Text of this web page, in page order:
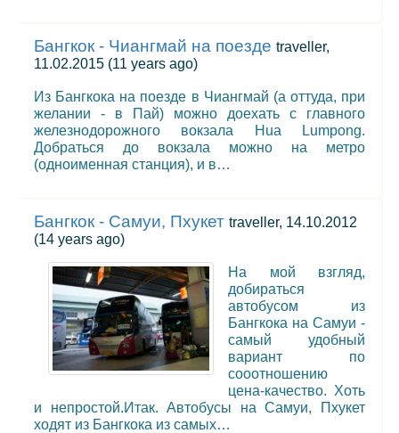
Бангкок - Чиангмай на поезде traveller,
11.02.2015 (11 years ago)
Из Бангкока на поезде в Чиангмай (а оттуда, при
желании - в Пай) можно доехать с главного
железнодорожного вокзала Hua Lumpong.
Добраться до вокзала можно на метро
(одноименная станция), и в…
Бангкок - Самуи, Пхукет traveller, 14.10.2012
(14 years ago)
На мой взгляд,
добираться
автобусом из
Бангкока на Самуи -
самый удобный
вариант по
сооотношению
цена-качество. Хоть
и непростой.Итак. Автобусы на Самуи, Пхукет
ходят из Бангкока из самых…